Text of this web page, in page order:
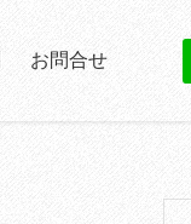
お問合せ